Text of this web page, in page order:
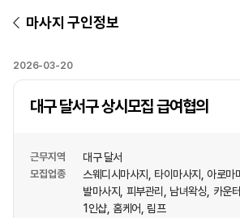
마사지 구인정보
2026-03-20
대구 달서구 상시모집 급여협의
근무지역 대구 달서
모집업종 스웨디시마사지 타이마사지 아로마
발마사지
피부관리 남녀왁싱 카운
1인샵 홈케어 림프